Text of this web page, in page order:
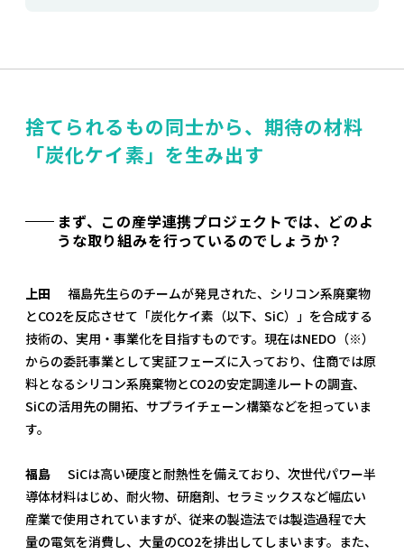
捨てられるもの同士から、期待の材料
「炭化ケイ素」を生み出す
まず、この産学連携プロジェクトでは、どのよ
うな取り組みを行っているのでしょうか？
上田
福島先生らのチームが発見された、シリコン系廃棄物
とCO2を反応させて「炭化ケイ素（以下、SiC）」を合成する
技術の、実用・事業化を目指すものです。現在はNEDO（※）
からの委託事業として実証フェーズに入っており、住商では原
料となるシリコン系廃棄物とCO2の安定調達ルートの調査、
SiCの活用先の開拓、サプライチェーン構築などを担っていま
す。
福島
SiCは高い硬度と耐熱性を備えており、次世代パワー半
導体材料はじめ、耐火物、研磨剤、セラミックスなど幅広い
産業で使用されていますが、従来の製造法では製造過程で大
量の電気を消費し、大量のCO2を排出してしまいます。また、